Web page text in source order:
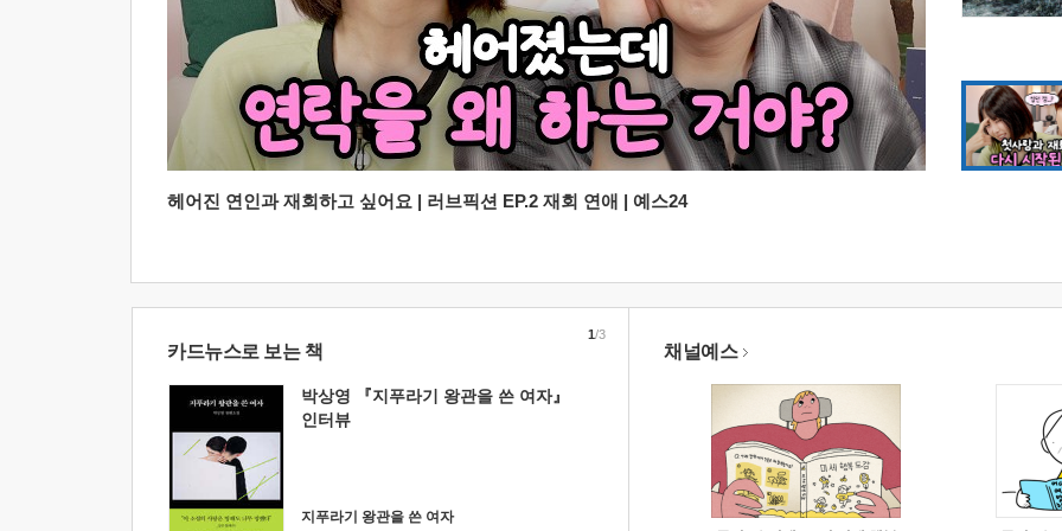
헤어진 연인과 재회하고 싶어요 | 러브픽션 EP.2 재회 연애 | 예스24
카드뉴스로 보는 책
박상영 『지푸라기 왕관을 쓴 여자』
인터뷰
지푸라기 왕관을 쓴 여자
1/3
채널예스